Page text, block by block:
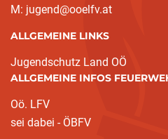
M: jugend@ooelfv.at
ALLGEMEINE LINKS
Jugendschutz Land OÖ
ALLGEMEINE INFOS
Oö. LFV
sei dabei - ÖBFV